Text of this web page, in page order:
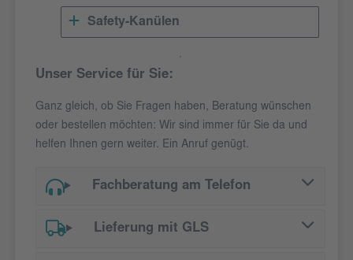
Safety-Kanülen
Unser Service für Sie:
Ganz gleich, ob Sie Fragen haben, Beratung wünschen
oder bestellen möchten: Wir sind immer für Sie da und
helfen Ihnen gern weiter. Ein Anruf genügt.
Fachberatung am Telefon
Lieferung mit GLS